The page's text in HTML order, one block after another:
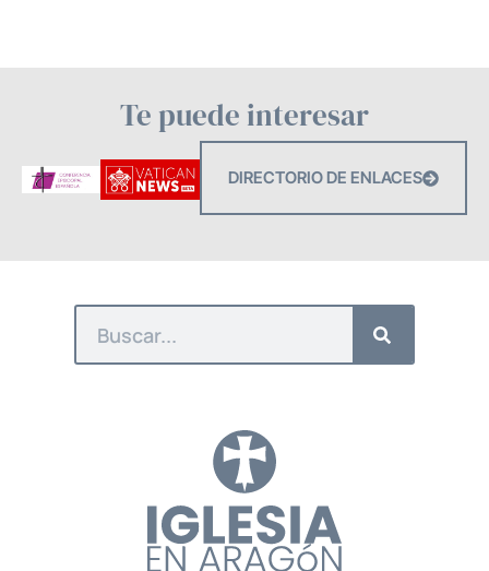
Te puede interesar
DIRECTORIO DE ENLACES